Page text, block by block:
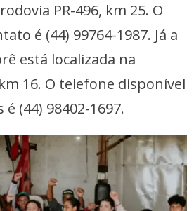
PR-496, km 25. O
é (44) 99764-1987. Já a
está localizada na
16. O telefone disponível
(44) 98402-1697.